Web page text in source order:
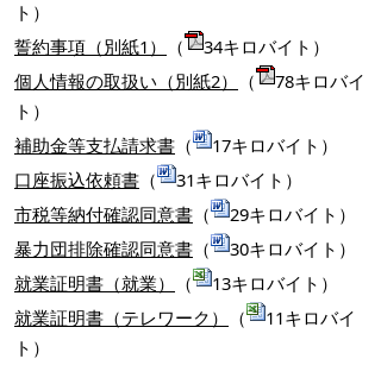
ト）
誓約事項（別紙1）
（
34キロバイト）
個人情報の取扱い（別紙2）
（
78キロバイ
ト）
補助金等支払請求書 （
17キロバイト）
口座振込依頼書 （
31キロバイト）
市税等納付確認同意書 （
29キロバイト）
暴力団排除確認同意書 （
30キロバイト）
就業証明書（就業）
（
13キロバイト）
就業証明書（テレワーク）
（
11キロバイ
ト）